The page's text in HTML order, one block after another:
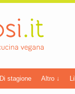
Di stagione Altro ↓